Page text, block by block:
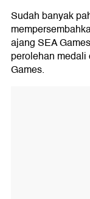
Sudah banyak
ajang SEA
perolehan
Games.